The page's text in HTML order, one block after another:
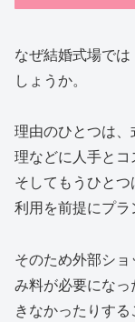
なぜ結婚式場で
しょうか。
理由のひとつは
理などに人手とコ
そしてもうひと
利用を前提にプラ
そのため外部シ
み料が必要にな
きなかったりする